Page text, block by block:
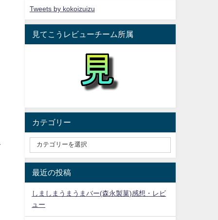
Tweets by kokoizuizu
見てこうレビューチーム所属
カテゴリー
最近の投稿
しましまうまうまバー(森永製菓)感想・レビ
ュー